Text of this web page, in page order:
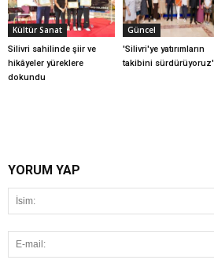
Kültür Sanat
Silivri sahilinde şiir ve
hikâyeler yüreklere
dokundu
Güncel
'Silivri'ye yatırımların
takibini sürdürüyoruz'
YORUM YAP